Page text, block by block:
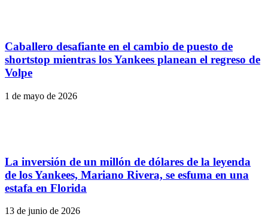
Caballero desafiante en el cambio de puesto de
shortstop mientras los Yankees planean el regreso de
Volpe
1 de mayo de 2026
La inversión de un millón de dólares de la leyenda
de los Yankees, Mariano Rivera, se esfuma en una
estafa en Florida
13 de junio de 2026